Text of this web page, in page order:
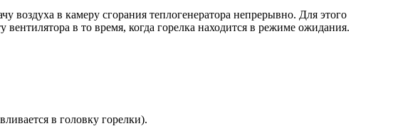
воздуха в камеру сгорания теплогенератора непрерывно. Для этого
в то время, когда горелка находится в режиме ожидания.
в головку горелки).